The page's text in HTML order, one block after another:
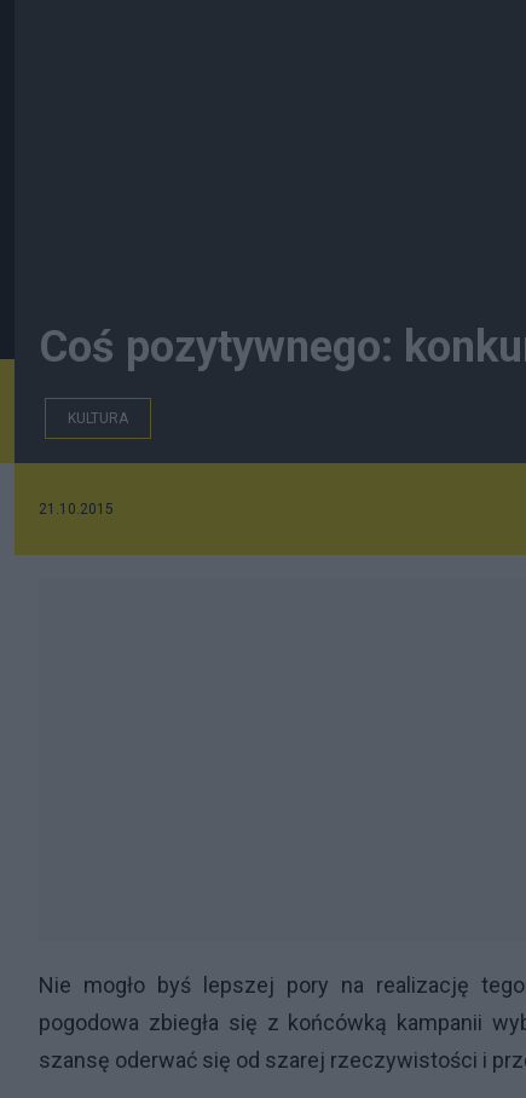
Coś pozytywnego:
KULTURA
21.10.2015
Nie mogło byś lepszej pory na realizację
pogodowa zbiegła się z końcówką kampanii
szansę oderwać się od szarej rzeczywistości i